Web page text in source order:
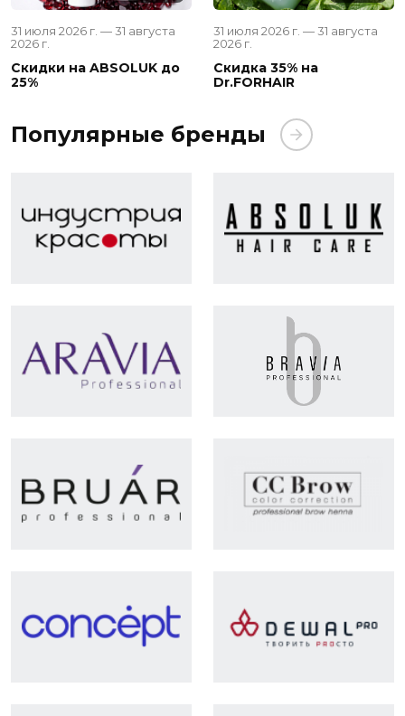
31 июля 2026 г. — 31 августа
2026 г.
Скидки на ABSOLUK до
25%
31 июля 2026 г. — 31 августа
2026 г.
Скидка 35% на
Dr.FORHAIR
Популярные бренды